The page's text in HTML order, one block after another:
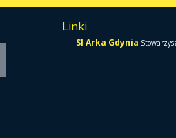
Linki
- SI Arka Gdynia